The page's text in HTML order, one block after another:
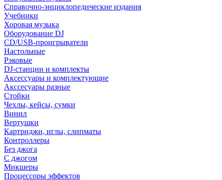
Справочно-энциклопедические издания
Учебники
Хоровая музыка
Оборудование DJ
CD/USB-проигрыватели
Настольные
Рэковые
DJ-станции и комплекты
Аксессуары и комплектующие
Акссесуары разные
Стойки
Чехлы, кейсы, сумки
Винил
Вертушки
Картриджи, иглы, слипматы
Контроллеры
Без джога
С джогом
Микшеры
Процессоры эффектов